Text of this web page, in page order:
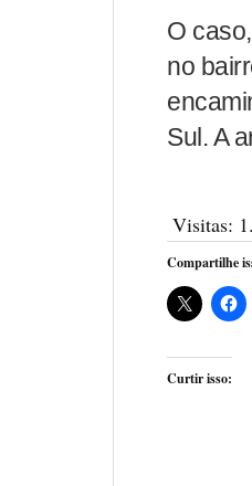
O
no
Sul. A
Visitas:
Compartilhe
Curtir isso: